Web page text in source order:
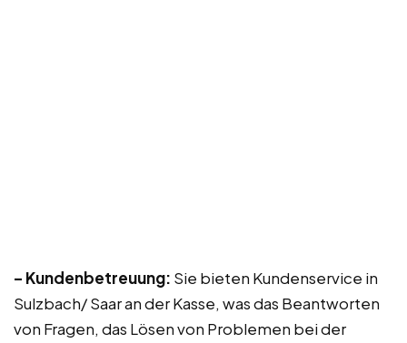
– Kundenbetreuung: Sie bieten Kundenservice in
Sulzbach/ Saar an der Kasse, was das Beantworten
von Fragen, das Lösen von Problemen bei der